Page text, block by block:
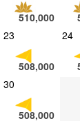
510,000
23
508,000
24
30
508,000